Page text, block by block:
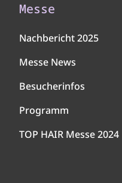
Messe
Nachbericht 2025
Messe News
Besucherinfos
Programm
TOP HAIR Messe 2024